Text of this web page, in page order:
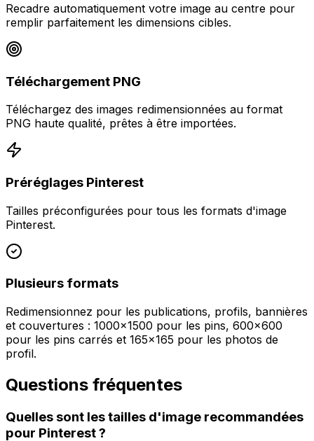
Recadre automatiquement votre image au centre pour
remplir parfaitement les dimensions cibles.
Téléchargement PNG
Téléchargez des images redimensionnées au format
PNG haute qualité, prêtes à être importées.
Préréglages Pinterest
Tailles préconfigurées pour tous les formats d'image
Pinterest.
Plusieurs formats
Redimensionnez pour les publications, profils, bannières
et couvertures : 1000x1500 pour les pins, 600x600
pour les pins carrés et 165x165 pour les photos de
profil.
Questions fréquentes
Quelles sont les tailles d'image recommandées
pour Pinterest ?